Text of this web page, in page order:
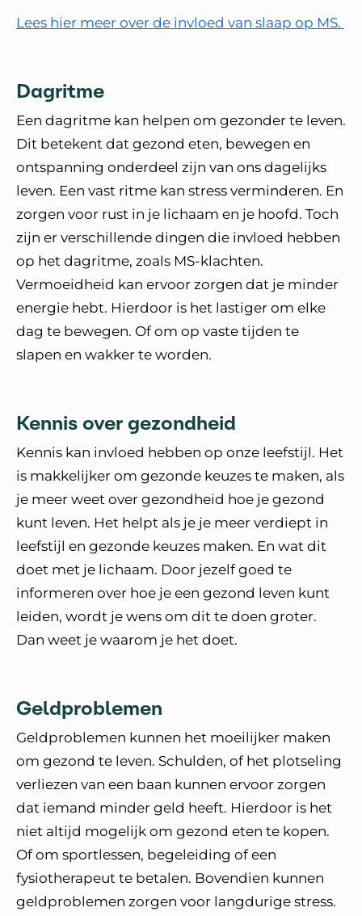
Lees hier meer over de invloed van slaap op MS.
Dagritme
Een dagritme kan helpen om gezonder te leven.
Dit betekent dat gezond eten, bewegen en
ontspanning onderdeel zijn van ons dagelijks
leven. Een vast ritme kan stress verminderen. En
zorgen voor rust in je lichaam en je hoofd. Toch
zijn er verschillende dingen die invloed hebben
op het dagritme, zoals MS-klachten.
Vermoeidheid kan ervoor zorgen dat je minder
energie hebt. Hierdoor is het lastiger om elke
dag te bewegen. Of om op vaste tijden te
slapen en wakker te worden.
Kennis over gezondheid
Kennis kan invloed hebben op onze leefstijl. Het
is makkelijker om gezonde keuzes te maken, als
je meer weet over gezondheid hoe je gezond
kunt leven. Het helpt als je je meer verdiept in
leefstijl en gezonde keuzes maken. En wat dit
doet met je lichaam. Door jezelf goed te
informeren over hoe je een gezond leven kunt
leiden, wordt je wens om dit te doen groter.
Dan weet je waarom je het doet.
Geldproblemen
Geldproblemen kunnen het moeilijker maken
om gezond te leven. Schulden, of het plotseling
verliezen van een baan kunnen ervoor zorgen
dat iemand minder geld heeft. Hierdoor is het
niet altijd mogelijk om gezond eten te kopen.
Of om sportlessen, begeleiding of een
fysiotherapeut te betalen. Bovendien kunnen
geldproblemen zorgen voor langdurige stress.